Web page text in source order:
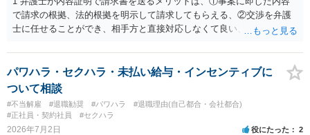
で請求の根拠、法的根拠を明示して請求してもらえる、②交渉を弁護
士に任せることができ、相手方と直接対応しなくて良い、というとこ
請求は可能ですが、相手が任意に払うかどうかは分かりません。 ２
民事訴訟に証拠の制限はありませんが、秘密録音はプライバシー保護
の観点から、裁判の証拠にする場合には注意が必要です(証拠排除され
る場合があります。)。 ３ 会社がどういう証拠に基づいて、誰が判断
したかわかりませんが、会社がセクハラ認定しなかったからといっ
て、裁判所も認定しないとは限りません。具体的な証拠とそれで認定
パワハラ・セクハラ・未払い給与・インセンティブに
ついて相談
#不当解雇 #退職勧奨 #パワハラ
#退職理由(自己都合・会社都合)
#正社員・契約社員
#セクハラ
2026年7月2日 役にたった 2